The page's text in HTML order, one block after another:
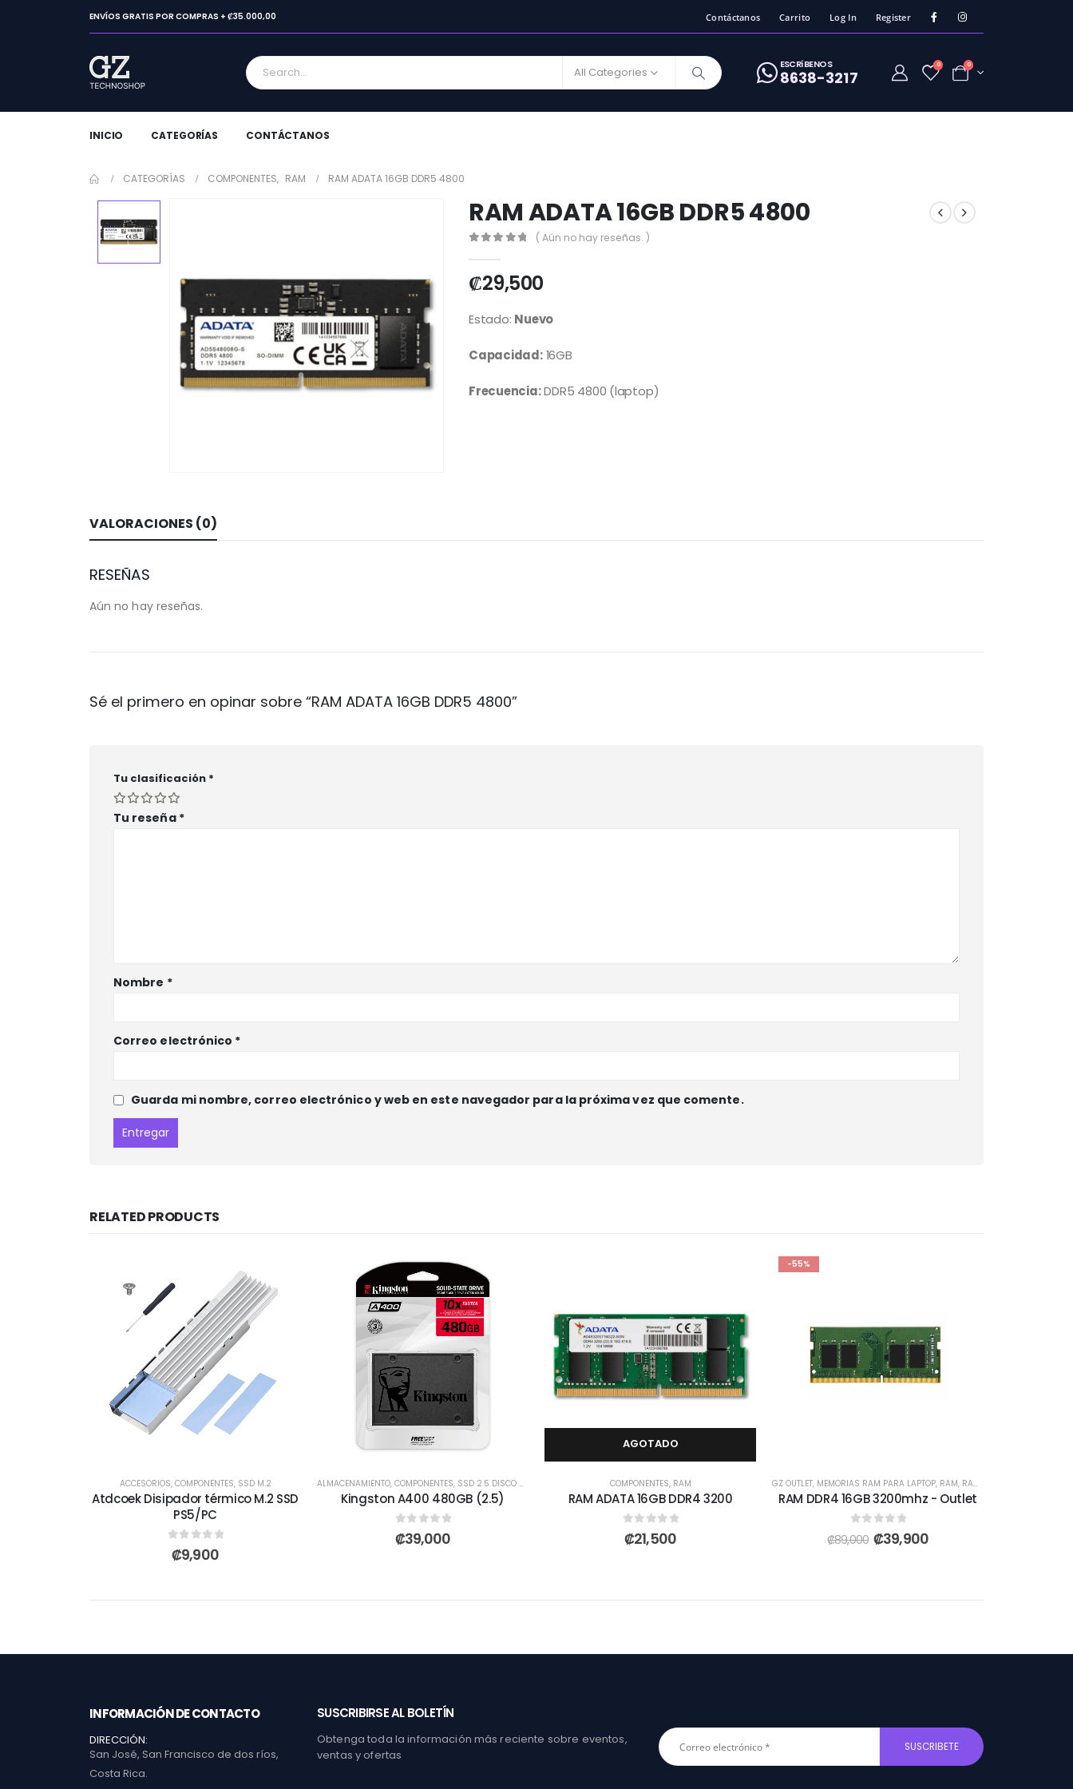
ENVÍOS GRATIS POR COMPRAS + ₡35.000,00 Contáctanos Carrito Log In Register
All Categories
ESCRíBENOS
8638-3217
0 0
INICIO CATEGORÍAS CONTÁCTANOS
CATEGORÍAS COMPONENTES, RAM RAM ADATA 16GB DDR5 4800
RAM ADATA 16GB DDR5 4800
( Aún no hay reseñas. )
₡29,500
Estado: Nuevo
Capacidad:16GB
Frecuencia:DDR5 4800 (laptop)
VALORACIONES (0)
RESEÑAS
Aún no hay reseñas.
Sé el primero en opinar sobre “RAM ADATA 16GB DDR5 4800”
Tu clasificación *
Tu reseña *
Nombre *
Correo electrónico *
Guarda mi nombre, correo electrónico y web en este navegador para la próxima vez que comente.
RELATED PRODUCTS
ACCESORIOS, COMPONENTES, SSD M.2
Atdcoek Disipador térmico M.2 SSD
PS5/PC
0out of 5
₡9,900
ALMACENAMIENTO, COMPONENTES, SSD 2.5 DISCO SÓLIDO
Kingston A400 480GB (2.5)
0out of 5
₡39,000
AGOTADO
COMPONENTES, RAM
RAM ADATA 16GB DDR4 3200
0out of 5
₡21,500
-55%
GZ OUTLET, MEMORIAS RAM PARA LAPTOP, RAM, RAM LAPTOP
RAM DDR4 16GB 3200mhz - Outlet
out of 5
₡89,000 ₡39,900
INFORMACIÓN DE CONTACTO
DIRECCIÓN:
San José, San Francisco de dos ríos,
Costa Rica.
SUSCRIBIRSE AL BOLETÍN
Obtenga toda la información más reciente sobre eventos,
ventas y ofertas